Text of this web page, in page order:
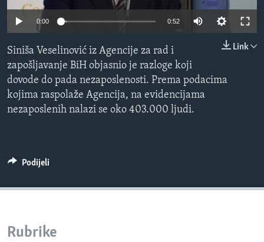
MAGAZIN
O GLASU AMERIKE
Learning English
PRATITE NAS
0:00 0:52
Link
Siniša Veselinović iz Agencije za rad i
zapošljavanje BiH objasnio je razloge koji
dovode do pada nezaposlenosti. Prema podacima
kojima raspolaže Agencija, na evidencijama
nezaposlenih nalazi se oko 403.000 ljudi.
Podijeli
Rubrike